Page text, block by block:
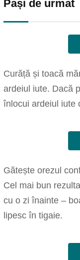
Pași de urmat
Curăță și toacă
ardeiul iute. Dacă
înlocui ardeiul iute
Gătește orezul
Cel mai bun
cu o zi înainte –
lipesc în tigaie.